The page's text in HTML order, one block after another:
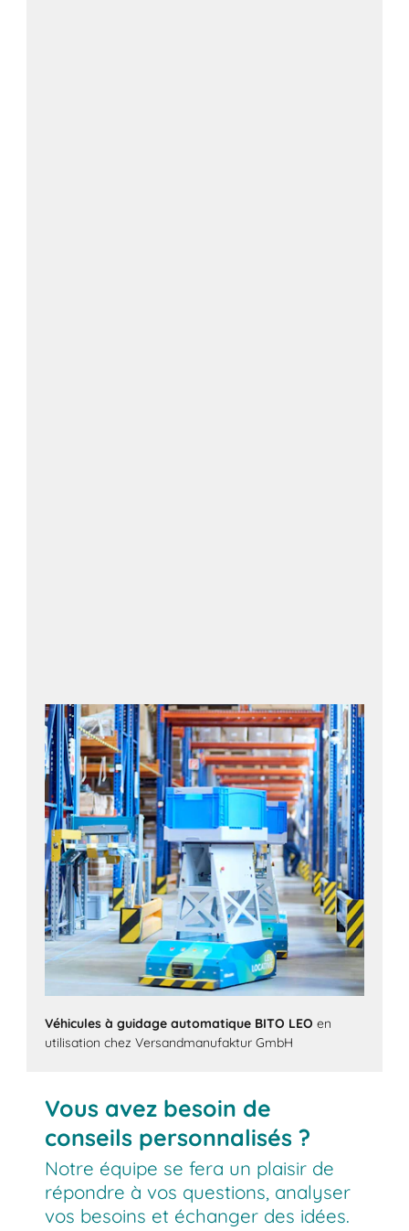
Véhicules à guidage automatique BITO LEO en
utilisation chez Versandmanufaktur GmbH
Vous avez besoin de
conseils personnalisés ?
Notre équipe se fera un plaisir de
répondre à vos questions, analyser
vos besoins et échanger des idées.